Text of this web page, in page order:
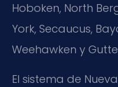
Hoboken, North
York, Secaucus,
Weehawken y
El sistema de